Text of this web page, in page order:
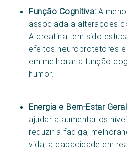
Função Cognitiva: A
associada a alterações
A creatina tem sido
efeitos neuroprotetores
em melhorar a função
humor.
Energia e Bem-Estar
ajudar a aumentar os
reduzir a fadiga,
vida, a capacidade em